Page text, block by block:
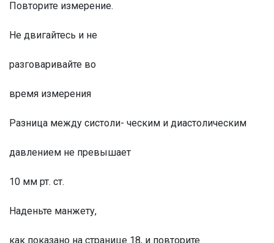
Повторите измерение.
Не двигайтесь и не
разговаривайте во
время измерения
Разница между систоли- ческим и диастолическим
давлением не превышает
10 мм рт. ст.
Наденьте манжету,
как показано на странице 18, и повторите